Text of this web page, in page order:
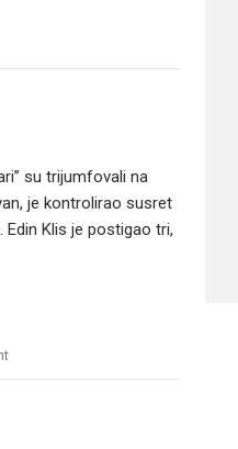
su trijumfovali na
je kontrolirao susret
Edin Klis je postigao tri,